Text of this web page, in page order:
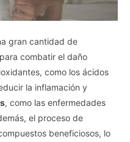
gran cantidad de
combatir el daño
como los ácidos
la inflamación y
, como las enfermedades
el proceso de
beneficiosos, lo